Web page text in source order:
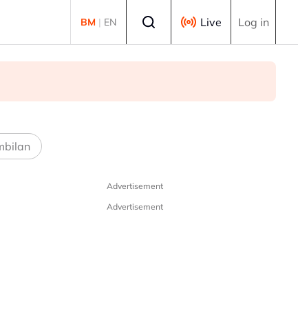
BM | EN Live Log in
Advertisement
Advertisement